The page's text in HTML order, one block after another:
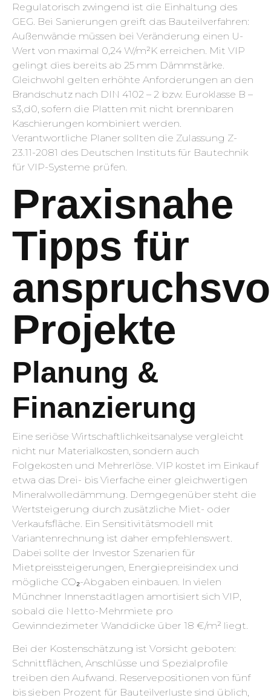
Regulatorisch zwingend ist die Einhaltung des
GEG. Bei Sanierungen greift das Bauteilverfahren:
Außenwände müssen bei Veränderung einen U-
Wert von maximal 0,24 W/m²K erreichen. Mit VIP
gelingt dies bereits ab 25 mm Dämmstärke.
Gleichwohl gelten erhöhte Anforderungen an den
Brandschutz nach DIN 4102 – 2 bzw. Euroklasse B –
s3,d0, sofern die Platten mit nicht brennbaren
Kaschierungen kombiniert werden.
Verantwortliche Planer sollten die Zulassung Z-
23.11-2081 des Deutschen Instituts für Bautechnik
für VIP-Systeme prüfen.
Praxisnahe
Tipps für
Projekte
Planung &
Finanzierung
Eine seriöse Wirtschaftlichkeitsanalyse vergleicht
nicht nur Materialkosten, sondern auch
Folgekosten und Mehrerlöse. VIP kostet im Einkauf
etwa das Drei- bis Vierfache einer gleichwertigen
Mineralwolledämmung. Demgegenüber steht die
Wertsteigerung durch zusätzliche Miet- oder
Verkaufsfläche. Ein Sensitivitätsmodell mit
Variantenrechnung ist daher empfehlenswert.
Dabei sollte der Investor Szenarien für
Mietpreissteigerungen, Energiepreisindex und
mögliche CO₂-Abgaben einbauen. In vielen
Münchner Innenstadtlagen amortisiert sich VIP,
sobald die Netto-Mehrmiete pro
Gewinndezimeter Wanddicke über 18 €/m² liegt.
Bei der Kostenschätzung ist Vorsicht geboten:
Schnittflächen, Anschlüsse und Spezialprofile
treiben den Aufwand. Reservepositionen von fünf
bis sieben Prozent für Bauteilverluste sind üblich,